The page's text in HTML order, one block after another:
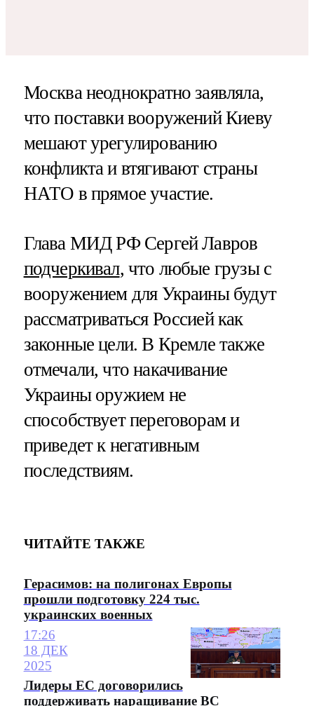
Москва неоднократно заявляла,
что поставки вооружений Киеву
мешают урегулированию
конфликта и втягивают страны
НАТО в прямое участие.
Глава МИД РФ Сергей Лавров
подчеркивал, что любые грузы с
вооружением для Украины будут
рассматриваться Россией как
законные цели. В Кремле также
отмечали, что накачивание
Украины оружием не
способствует переговорам и
приведет к негативным
последствиям.
ЧИТАЙТЕ ТАКЖЕ
Герасимов: на полигонах Европы
прошли подготовку 224 тыс.
украинских военных
17:26
18 ДЕК
2025
Лидеры ЕС договорились
поддерживать наращивание ВС